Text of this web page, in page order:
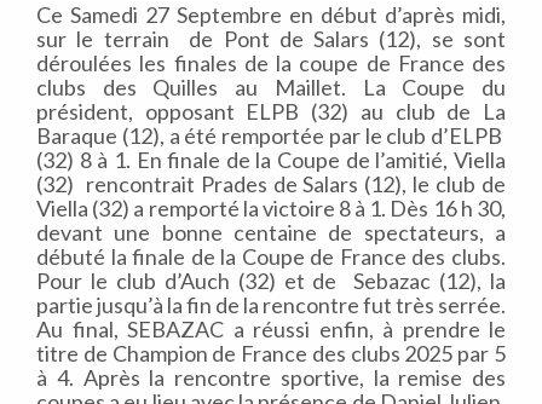
Ce Samedi 27 Septembre en début d’après midi,
sur le terrain de Pont de Salars (12), se sont
déroulées les finales de la coupe de France des
clubs des Quilles au Maillet. La Coupe du
président, opposant ELPB (32) au club de La
Baraque (12), a été remportée par le club d’ELPB
(32) 8 à 1. En finale de la Coupe de l’amitié, Viella
(32) rencontrait Prades de Salars (12), le club de
Viella (32) a remporté la victoire 8 à 1. Dès 16 h 30,
devant une bonne centaine de spectateurs, a
débuté la finale de la Coupe de France des clubs.
Pour le club d’Auch (32) et de Sebazac (12), la
partie jusqu’à la fin de la rencontre fut très serrée.
Au final, SEBAZAC a réussi enfin, à prendre le
titre de Champion de France des clubs 2025 par 5
à 4. Après la rencontre sportive, la remise des